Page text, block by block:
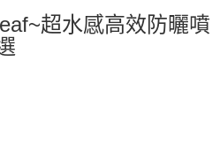
超水感高效防曬噴